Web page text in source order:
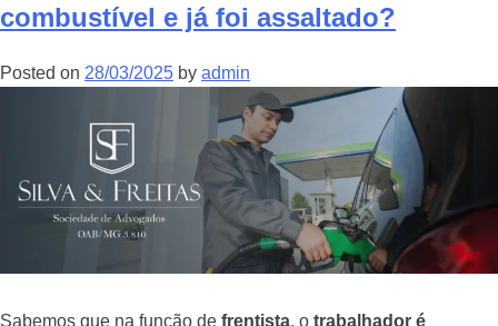
combustível e já foi assaltado?
Posted on 28/03/2025 by admin
Sabemos que na função de frentista, o trabalhador é